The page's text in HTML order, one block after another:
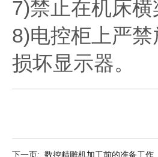
7)禁止在机床
8)电控柜上严
损坏显示器。
下一页: 数控精雕机加工前的准备工作